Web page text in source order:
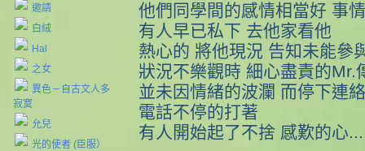
邀請
白絨
Hal
之女
異色－自古文人多
寂寞
允兒
光的使者 (臣服）
他們同學間的感情相當好 事
有人早已私下 去他家看他
熱心的 將他現況 告知未能參
狀況不樂觀時 細心盡責的Mr.
並未因情緒的波瀾 而停下連
電話不停的打著
有人開始起了不捨 感歎的心